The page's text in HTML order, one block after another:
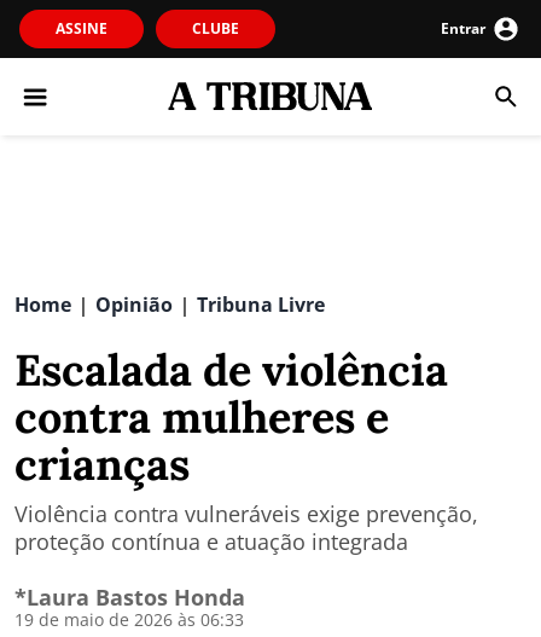
ASSINE CLUBE Entrar
Home | Opinião | Tribuna Livre
Escalada de violência
contra mulheres e
crianças
Violência contra vulneráveis exige prevenção,
proteção contínua e atuação integrada
*Laura Bastos Honda
19 de maio de 2026 às 06:33